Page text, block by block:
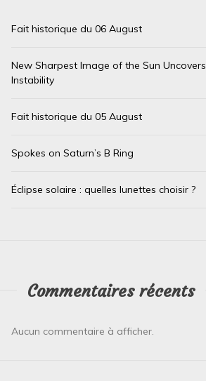
Dans Non classé
Fait historique du 06 August
New Sharpest Image of the Sun Uncovers
Instability
Fait historique du 05 August
Spokes on Saturn’s B Ring
Éclipse solaire : quelles lunettes choisir ?
Commentaires récents
Aucun commentaire à afficher.